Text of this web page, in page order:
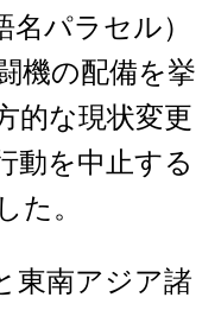
パラセル）
機の配備を挙
的な現状変更
動を中止する
た。
東南アジア諸